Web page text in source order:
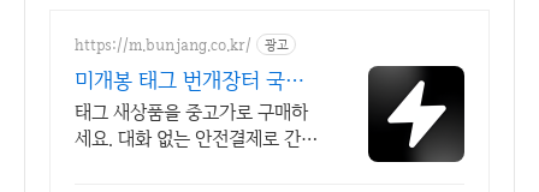
https://m.bunjang.co.kr/ 광고
미개봉 태그 번개장터 국내
최대 브랜드 중고거래
태그 새상품을 중고가로 구매하
세요. 대화 없는 안전결제로 간편